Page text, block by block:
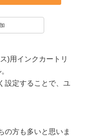
)用インクカートリ
設定することで、ユ
の方も多いと思いま